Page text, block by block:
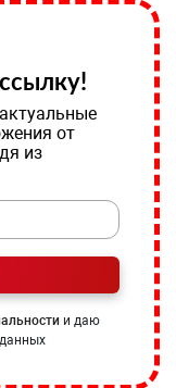
от
из
и даю